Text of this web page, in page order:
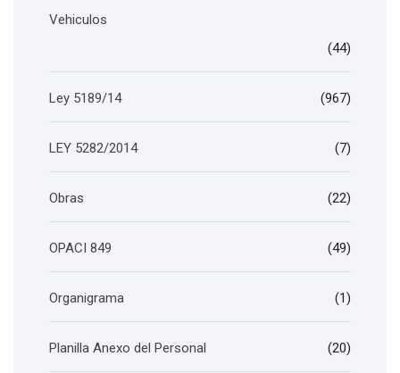
Vehiculos
(44)
Ley 5189/14 (967)
LEY 5282/2014 (7)
Obras (22)
OPACI 849 (49)
Organigrama (1)
Planilla Anexo del Personal (20)